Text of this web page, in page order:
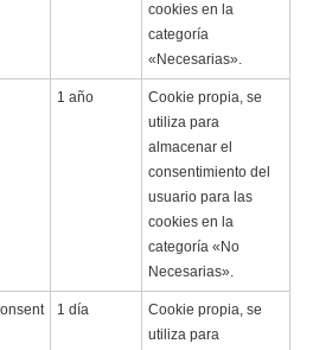
cookies en la
categoría
«Necesarias».
1 año
Cookie propia, se
utiliza para
almacenar el
consentimiento del
usuario para las
cookies en la
categoría «No
Necesarias».
1 día
Cookie propia, se
utiliza para